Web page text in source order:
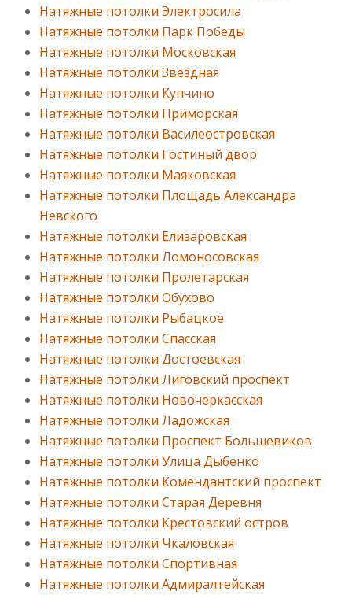
Натяжные потолки Электросила
Натяжные потолки Парк Победы
Натяжные потолки Московская
Натяжные потолки Звёздная
Натяжные потолки Купчино
Натяжные потолки Приморская
Натяжные потолки Василеостровская
Натяжные потолки Гостиный двор
Натяжные потолки Маяковская
Натяжные потолки Площадь Александра
Невского
Натяжные потолки Елизаровская
Натяжные потолки Ломоносовская
Натяжные потолки Пролетарская
Натяжные потолки Обухово
Натяжные потолки Рыбацкое
Натяжные потолки Спасская
Натяжные потолки Достоевская
Натяжные потолки Лиговский проспект
Натяжные потолки Новочеркасская
Натяжные потолки Ладожская
Натяжные потолки Проспект Большевиков
Натяжные потолки Улица Дыбенко
Натяжные потолки Комендантский проспект
Натяжные потолки Старая Деревня
Натяжные потолки Крестовский остров
Натяжные потолки Чкаловская
Натяжные потолки Спортивная
Натяжные потолки Адмиралтейская